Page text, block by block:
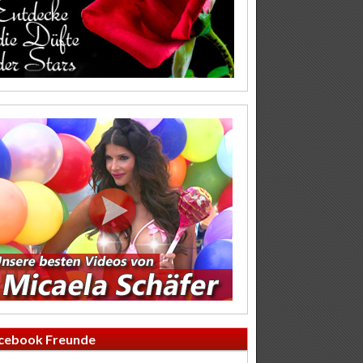
Freunde